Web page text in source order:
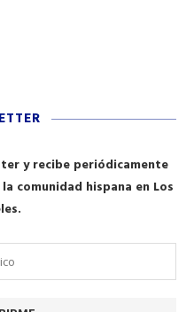
y recibe periódicamente
comunidad hispana en Los